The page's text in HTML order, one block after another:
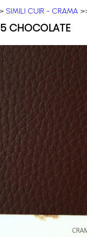
SIMILI CUIR - CRAMA
CHOCOLATE